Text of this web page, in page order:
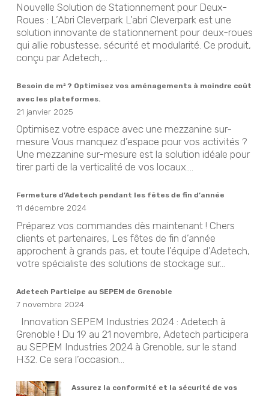
Nouvelle Solution de Stationnement pour Deux-
Roues : L’Abri Cleverpark L’abri Cleverpark est une
solution innovante de stationnement pour deux-roues
qui allie robustesse, sécurité et modularité. Ce produit,
conçu par Adetech,...
Besoin de m² ? Optimisez vos aménagements à moindre coût
avec les plateformes.
21 janvier 2025
Optimisez votre espace avec une mezzanine sur-
mesure Vous manquez d’espace pour vos activités ?
Une mezzanine sur-mesure est la solution idéale pour
tirer parti de la verticalité de vos locaux....
Fermeture d’Adetech pendant les fêtes de fin d’année
11 décembre 2024
Préparez vos commandes dès maintenant ! Chers
clients et partenaires, Les fêtes de fin d’année
approchent à grands pas, et toute l’équipe d’Adetech,
votre spécialiste des solutions de stockage sur...
Adetech Participe au SEPEM de Grenoble
7 novembre 2024
Innovation SEPEM Industries 2024 : Adetech à
Grenoble ! Du 19 au 21 novembre, Adetech participera
au SEPEM Industries 2024 à Grenoble, sur le stand
H32. Ce sera l’occasion...
Assurez la conformité et la sécurité de vos